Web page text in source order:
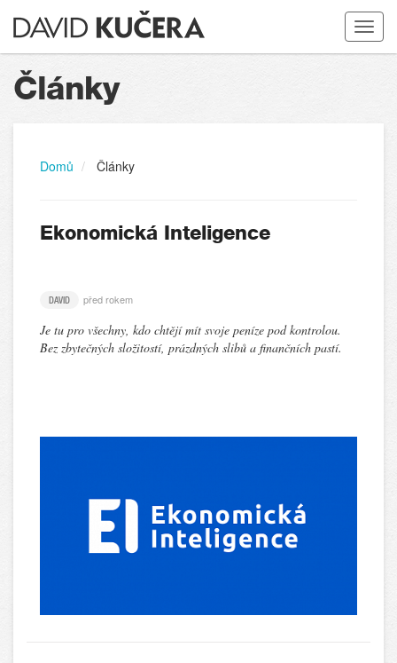
Toggle
Články
Domů Články
Ekonomická Inteligence
DAVID před rokem
Je tu pro všechny, kdo chtějí mít svoje peníze pod kontrolou.
Bez zbytečných složitostí, prázdných slibů a finančních pastí.